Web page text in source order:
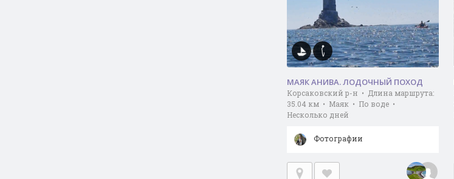
МАЯК АНИВА. ЛОДОЧНЫЙ ПОХОД
Корсаковский р-н • Длина маршрута:
35.04 км • Маяк • По воде •
Несколько дней
Фотографии